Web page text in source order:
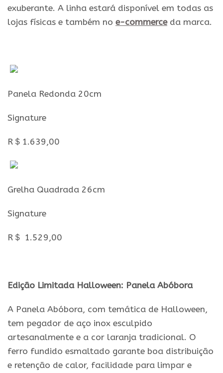
exuberante. A linha estará disponível em todas as
lojas físicas e também no e-commerceda marca.
Panela Redonda 20cm
Signature
R＄1.639,00
Grelha Quadrada 26cm
Signature
R＄ 1.529,00
Edição Limitada Halloween: Panela Abóbora
A Panela Abóbora, com temática de Halloween,
tem pegador de aço inox esculpido
artesanalmente e a cor laranja tradicional. O
ferro fundido esmaltado garante boa distribuição
e retenção de calor, facilidade para limpar e